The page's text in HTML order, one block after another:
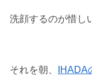
洗顔するのが惜し
それを朝、